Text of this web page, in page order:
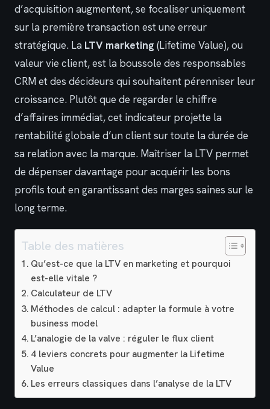
d’acquisition augmentent, se focaliser uniquement
sur la première transaction est une erreur
stratégique. La LTV marketing (Lifetime Value), ou
valeur vie client, est la boussole des responsables
CRM et des décideurs qui souhaitent pérenniser leur
croissance. Plutôt que de regarder le chiffre
d’affaires immédiat, cet indicateur projette la
rentabilité globale d’un client sur toute la durée de
sa relation avec la marque. Maîtriser la LTV permet
de dépenser davantage pour acquérir les bons
profils tout en garantissant des marges saines sur le
long terme.
Table des matières
Qu’est-ce que la LTV en marketing et pourquoi
est-elle vitale ?
Calculateur de LTV
Méthodes de calcul : adapter la formule à votre
business model
L’analogie de la valve : réguler le flux client
4 leviers concrets pour augmenter la Lifetime
Value
Les erreurs classiques dans l’analyse de la LTV